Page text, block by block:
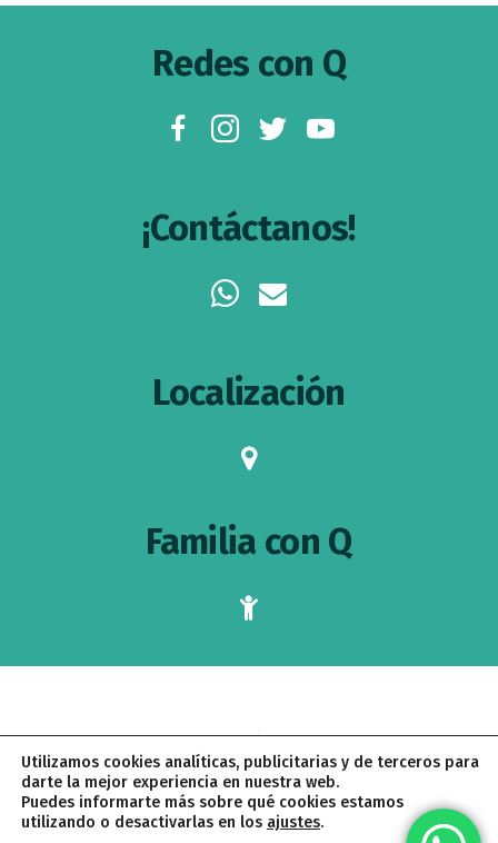
Redes con Q
facebookinstagramtwitteryoutube
¡Contáctanos!
whatsappenvelope
Localización
map-
Familia con Q
child
POLÍTICA DE COOKIES
CONDICIONES DE CONTRATACIÓN
PALOMA QUINTANA © 2026 · CREADO CON PROYECTO
Utilizamos cookies analíticas, publicitarias y de terceros para
darte la mejor experiencia en nuestra web.
Puedes informarte más sobre qué cookies estamos
utilizando o desactivarlas en los ajustes.